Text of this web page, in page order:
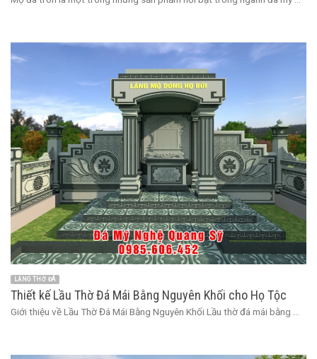
LĂNG THỜ ĐÁ
Thiết kế Lầu Thờ Đá Mái Bằng Nguyên Khối cho Họ Tộc
Giới thiệu về Lầu Thờ Đá Mái Bằng Nguyên Khối Lầu thờ đá mái bằng ...